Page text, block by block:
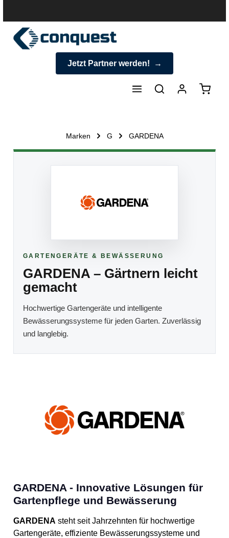
Jetzt Partner werden!
Marken G GARDENA
GARTENGERÄTE & BEWÄSSERUNG
GARDENA – Gärtnern leicht
gemacht
Hochwertige Gartengeräte und intelligente
Bewässerungssysteme für jeden Garten. Zuverlässig
und langlebig.
GARDENA - Innovative Lösungen für
Gartenpflege und Bewässerung
GARDENA steht seit Jahrzehnten für hochwertige
Gartengeräte, effiziente Bewässerungssysteme und